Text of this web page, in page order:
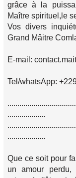
grâce à la
Maître spirituel,le
Vos divers
Grand Mâitre
E-mail:
Tel/whatsApp:
...................
...................
Que ce soit pour
un amour perdu,